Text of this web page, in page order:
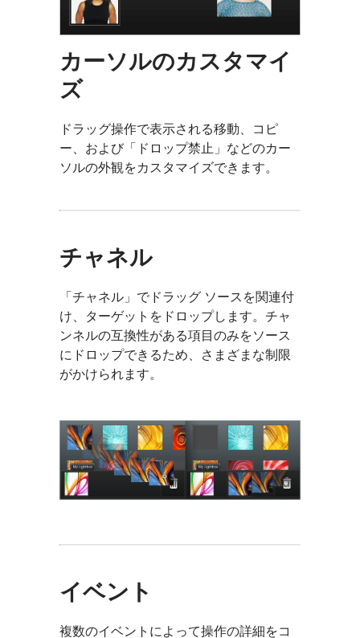
カーソルのカスタマイ
ズ
ドラッグ操作で表示される移動、コピ
ー、および「ドロップ禁止」などのカー
ソルの外観をカスタマイズできます。
チャネル
「チャネル」でドラッグ ソースを関連付
け、ターゲットをドロップします。チャ
ンネルの互換性がある項目のみをソース
にドロップできるため、さまざまな制限
がかけられます。
イベント
複数のイベントによって操作の詳細をコ